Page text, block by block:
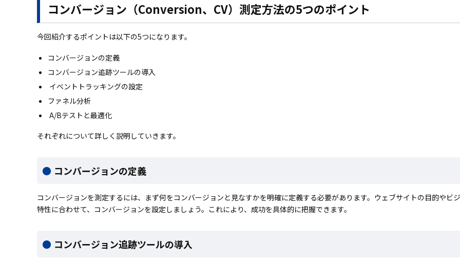
コンバージョン（Conversion、CV）測定方法の5つのポイント
今回紹介するポイントは以下の5つになります。
コンバージョンの定義
コンバージョン追跡ツールの導入
イベントトラッキングの設定
ファネル分析
A/Bテストと最適化
それぞれについて詳しく説明していきます。
コンバージョンの定義
コンバージョンを測定するには、まず何をコンバージョンと見なすかを明確に定義する必要があります。ウェブサイトの目的やビ
特性に合わせて、コンバージョンを設定しましょう。これにより、成功を具体的に把握できます。
コンバージョン追跡ツールの導入